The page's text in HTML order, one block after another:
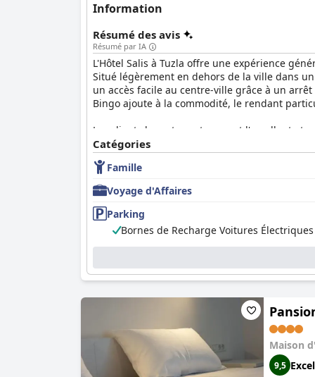
Information
Résumé des avis
Résumé par IA
L'Hôtel Salis à Tuzla offre une expérience
Situé légèrement en dehors de la ville dans
un accès facile au centre-ville grâce à un
Bingo ajoute à la commodité, le rendant
Les clients louent constamment l'excellent et
froids. Le dîner reçoit de grandes éloges
Le menu s'adresse à des goûts variés et,
commodité du service en chambre.
Les chambres de l'Hôtel Salis sont
confortables, les intérieurs bien meublés et
espaces communs étant méticuleusement
Le personnel de l'Hôtel Salis est reconnu
soit à la réception, au restaurant ou au
à l'extérieur, assurant facilité et sécurité aux
pour enfants et une aire de jeux, en font un
Classé comme un établissement quatre
proximité avec l'aéroport et son service
Catégories
Famille
Voyage d'Affaires
Parking
Bornes de Recharge Voitures Électriques
Maison
9,5